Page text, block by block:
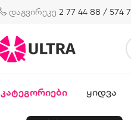
დაგვირეკე 2 77 44 88 / 574
ᲙᲐᲢᲔᲒᲝᲠᲘᲔᲑᲘ ᲧᲘᲓᲕᲐ